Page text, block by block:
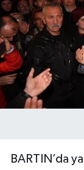
BARTIN’da
Turizm
Yaşam
Yerel
DÜNYA